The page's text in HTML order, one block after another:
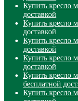
Купить кресло
доставкой
Купить кресло
доставкой
Купить кресло
доставкой
Купить кресло
доставкой
Купить кресло
бесплатной
Купить кресло